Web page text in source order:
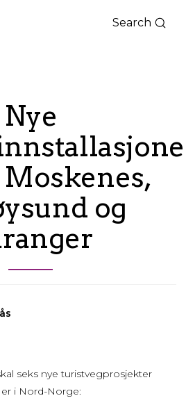
Search
Nye
Moskenes,
og
seks nye turistvegprosjekter
i Nord-Norge: